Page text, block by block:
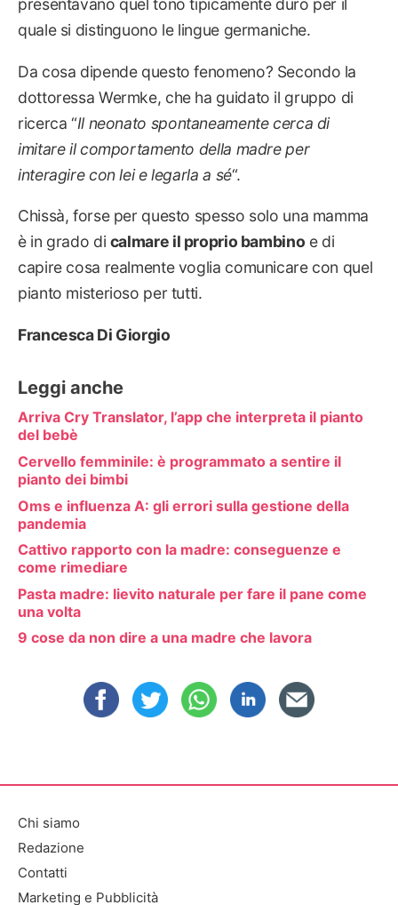
presentavano quel tono tipicamente duro per il
quale si distinguono le lingue germaniche.
Da cosa dipende questo fenomeno? Secondo la
dottoressa Wermke, che ha guidato il gruppo di
ricerca “Il neonato spontaneamente cerca di
imitare il comportamento della madre per
interagire con lei e legarla a sé“.
Chissà, forse per questo spesso solo una mamma
è in grado di calmare il proprio bambino e di
capire cosa realmente voglia comunicare con quel
pianto misterioso per tutti.
Francesca Di Giorgio
Leggi anche
Arriva Cry Translator, l’app che interpreta il pianto
del bebè
Cervello femminile: è programmato a sentire il
pianto dei bimbi
Oms e influenza A: gli errori sulla gestione della
pandemia
Cattivo rapporto con la madre: conseguenze e
come rimediare
Pasta madre: lievito naturale per fare il pane come
una volta
9 cose da non dire a una madre che lavora
Chi siamo
Redazione
Contatti
Marketing e Pubblicità